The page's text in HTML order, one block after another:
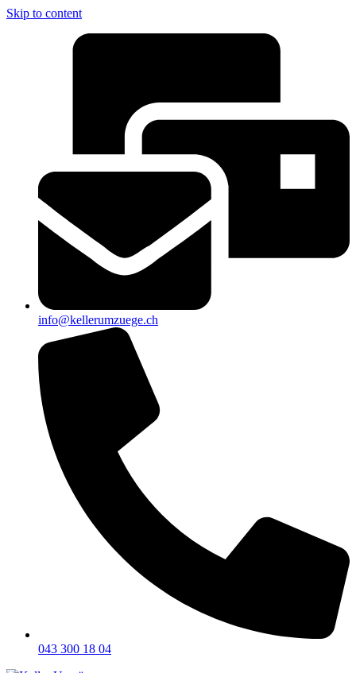
Skip to content
info@kellerumzuege.ch
043 300 18 04